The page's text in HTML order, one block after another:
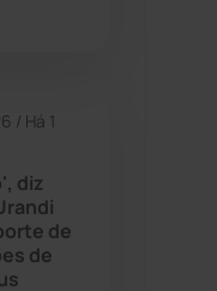
(522)
/ Há 1
diz
de
de